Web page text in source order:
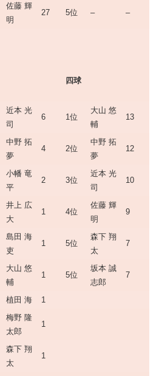
佐藤 輝
明
27 5位 – –
四球
近本 光
司
6 1位
大山 悠
輔
13
中野 拓
夢
4 2位
中野 拓
夢
12
小幡 竜
平
2 3位
近本 光
司
10
井上 広
大
1 4位
佐藤 輝
明
9
島田 海
吏
1 5位
森下 翔
太
7
大山 悠
輔
1 5位
坂本 誠
志郎
7
植田 海 1
梅野 隆
太郎
1
森下 翔
太
1